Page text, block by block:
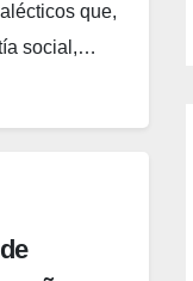
que,
social,…